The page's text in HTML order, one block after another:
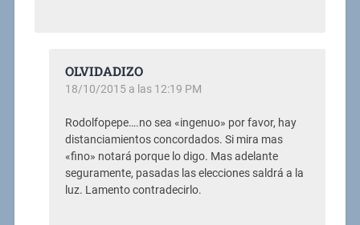
OLVIDADIZO
18/10/2015 a las 12:19 PM
Rodolfopepe….no sea «ingenuo» por favor, hay
distanciamientos concordados. Si mira mas
«fino» notará porque lo digo. Mas adelante
seguramente, pasadas las elecciones saldrá a la
luz. Lamento contradecirlo.